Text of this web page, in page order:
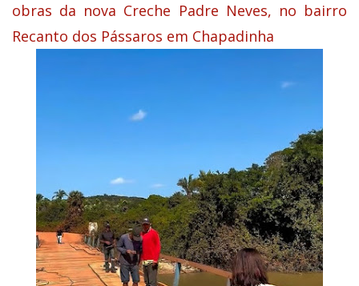
obras da nova Creche Padre Neves, no bairro
Recanto dos Pássaros em Chapadinha